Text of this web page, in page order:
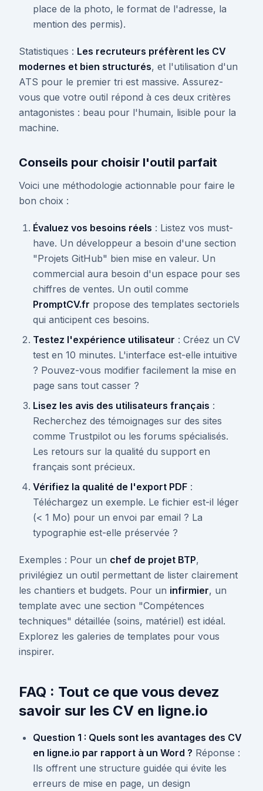
place de la photo, le format de l'adresse, la
mention des permis).
Statistiques : Les recruteurs préfèrent les CV
modernes et bien structurés, et l'utilisation d'un
ATS pour le premier tri est massive. Assurez-
vous que votre outil répond à ces deux critères
antagonistes : beau pour l'humain, lisible pour la
machine.
Conseils pour choisir l'outil parfait
Voici une méthodologie actionnable pour faire le
bon choix :
Évaluez vos besoins réels : Listez vos must-
have. Un développeur a besoin d'une section
"Projets GitHub" bien mise en valeur. Un
commercial aura besoin d'un espace pour ses
chiffres de ventes. Un outil comme
PromptCV.fr propose des templates sectoriels
qui anticipent ces besoins.
Testez l'expérience utilisateur : Créez un CV
test en 10 minutes. L'interface est-elle intuitive
? Pouvez-vous modifier facilement la mise en
page sans tout casser ?
Lisez les avis des utilisateurs français :
Recherchez des témoignages sur des sites
comme Trustpilot ou les forums spécialisés.
Les retours sur la qualité du support en
français sont précieux.
Vérifiez la qualité de l'export PDF :
Téléchargez un exemple. Le fichier est-il léger
(< 1 Mo) pour un envoi par email ? La
typographie est-elle préservée ?
Exemples : Pour un chef de projet BTP,
privilégiez un outil permettant de lister clairement
les chantiers et budgets. Pour un infirmier, un
template avec une section "Compétences
techniques" détaillée (soins, matériel) est idéal.
Explorez les galeries de templates pour vous
inspirer.
FAQ : Tout ce que vous devez
savoir sur les CV en ligne.io
Question 1 : Quels sont les avantages des CV
en ligne.io par rapport à un Word ? Réponse :
Ils offrent une structure guidée qui évite les
erreurs de mise en page, un design